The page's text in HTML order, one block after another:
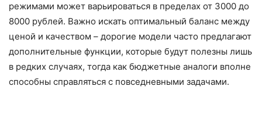
режимами может варьироваться в пределах от 3000 до
8000 рублей. Важно искать оптимальный баланс между
ценой и качеством – дорогие модели часто предлагают
дополнительные функции, которые будут полезны лишь
в редких случаях, тогда как бюджетные аналоги вполне
способны справляться с повседневными задачами.